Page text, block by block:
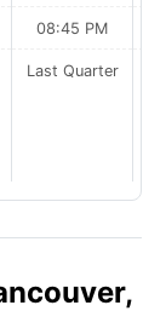
08:45 PM
Last Quarter